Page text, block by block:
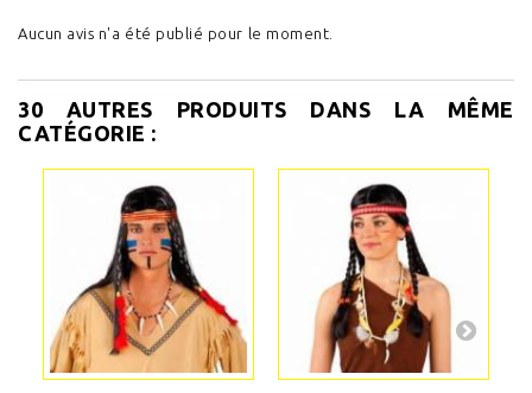
Aucun avis n'a été publié pour le moment.
30 AUTRES PRODUITS DANS LA MÊME
CATÉGORIE :